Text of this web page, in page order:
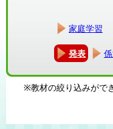
家庭学習
発表
※教材の絞り込みがで